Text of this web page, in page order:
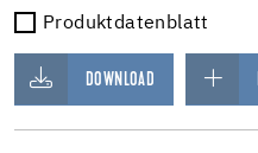
Produktdatenblatt
DOWNLOAD